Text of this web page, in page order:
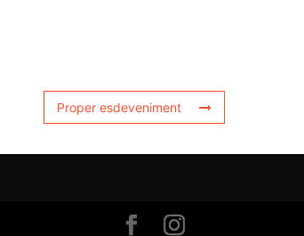
Proper esdeveniment